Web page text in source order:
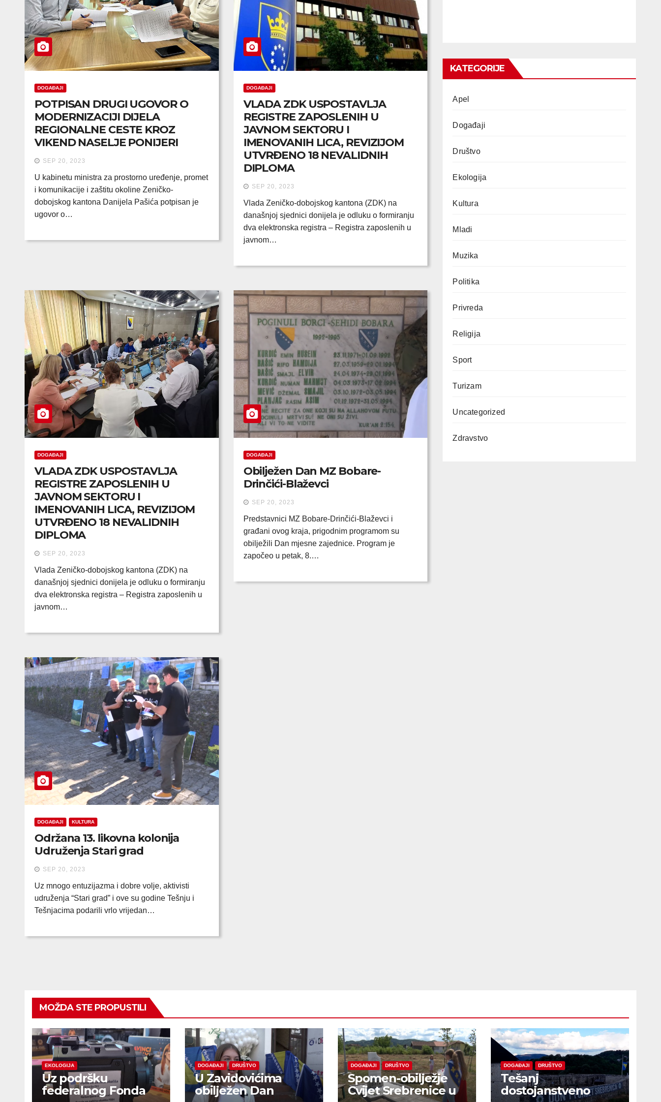
DOGAĐAJI
POTPISAN DRUGI UGOVOR O
MODERNIZACIJI DIJELA
REGIONALNE CESTE KROZ
VIKEND NASELJE PONIJERI
SEP 20, 2023
U kabinetu ministra za prostorno uređenje, promet
i komunikacije i zaštitu okoline Zeničko-
dobojskog kantona Danijela Pašića potpisan je
ugovor o…
DOGAĐAJI
VLADA ZDK USPOSTAVLJA
REGISTRE ZAPOSLENIH U
JAVNOM SEKTORU I
IMENOVANIH LICA, REVIZIJOM
UTVRĐENO 18 NEVALIDNIH
DIPLOMA
SEP 20, 2023
Vlada Zeničko-dobojskog kantona (ZDK) na
današnjoj sjednici donijela je odluku o formiranju
dva elektronska registra – Registra zaposlenih u
javnom…
DOGAĐAJI
VLADA ZDK USPOSTAVLJA
REGISTRE ZAPOSLENIH U
JAVNOM SEKTORU I
IMENOVANIH LICA, REVIZIJOM
UTVRĐENO 18 NEVALIDNIH
DIPLOMA
SEP 20, 2023
Vlada Zeničko-dobojskog kantona (ZDK) na
današnjoj sjednici donijela je odluku o formiranju
dva elektronska registra – Registra zaposlenih u
javnom…
DOGAĐAJI
Obilježen Dan MZ Bobare-
Drinčići-Blaževci
SEP 20, 2023
Predstavnici MZ Bobare-Drinčići-Blaževci i
građani ovog kraja, prigodnim programom su
obilježili Dan mjesne zajednice. Program je
započeo u petak, 8.…
DOGAĐAJI KULTURA
Održana 13. likovna kolonija
Udruženja Stari grad
SEP 20, 2023
Uz mnogo entuzijazma i dobre volje, aktivisti
udruženja “Stari grad” i ove su godine Tešnju i
Tešnjacima podarili vrlo vrijedan…
KATEGORIJE
Apel
Događaji
Društvo
Ekologija
Kultura
Mladi
Muzika
Politika
Privreda
Religija
Sport
Turizam
Uncategorized
Zdravstvo
MOŽDA STE PROPUSTILI
EKOLOGIJA
Uz podršku
federalnog Fonda
DOGAĐAJI DRUŠTVO
U Zavidovićima
obilježen Dan
DOGAĐAJI DRUŠTVO
Spomen-obilježje
Cvijet Srebrenice u
DOGAĐAJI DRUŠTVO
Tešanj
dostojanstveno